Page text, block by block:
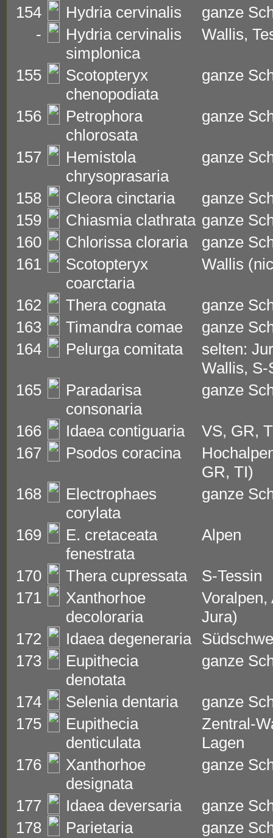
154 Hydria cervinalis
ganze
-
Hydria cervinalis
simplonica
Wallis,
155
Scotopteryx
chenopodiata
ganze
156
Petrophora
chlorosata
ganze
157
Hemistola
chrysoprasaria
ganze
158 Cleora cinctaria
ganze
159
Chiasmia clathrata ganze
160
Chlorissa cloraria
ganze
161
Scotopteryx
coarctaria
Wallis
162 Thera cognata
ganze
163
Timandra comae
ganze
164
Pelurga comitata
selten:
Wallis, S-
165
Paradarisa
consonaria
ganze
166 Idaea contiguaria
VS, GR,
167
Psodos coracina
GR, TI)
168
Electrophaes
corylata
ganze
169
E. cretaceata
fenestrata
Alpen
170 Thera cupressata
S-Tessin
171
Xanthorhoe
decoloraria
Voralpen,
Jura)
172
Idaea degeneraria
173
Eupithecia
denotata
ganze
174 Selenia dentaria
ganze
175
Eupithecia
denticulata
Zentral-
Lagen
176
Xanthorhoe
designata
ganze
177 Idaea deversaria
ganze
178
Parietaria
ganze